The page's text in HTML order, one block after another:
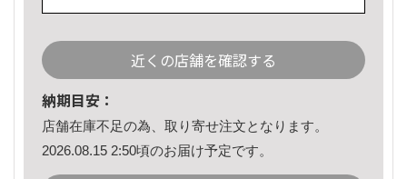
近くの店舗を確認する
納期目安：
店舗在庫不足の為、取り寄せ注文となります。
2026.08.15 2:50頃のお届け予定です。